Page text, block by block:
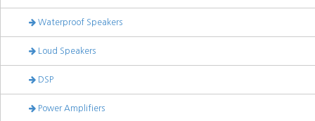
Waterproof Speakers
Loud Speakers
DSP
Power Amplifiers